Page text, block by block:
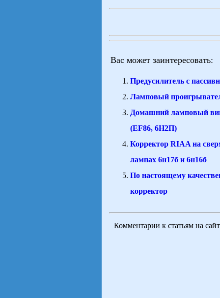
Вас может заинтересовать:
Предусилитель с
Ламповый
Домашний ламповый
(EF86, 6Н2П)
Корректор RIAA на
лампах 6н17б и 6н16б
По настоящему
корректор
Комментарии к статьям на